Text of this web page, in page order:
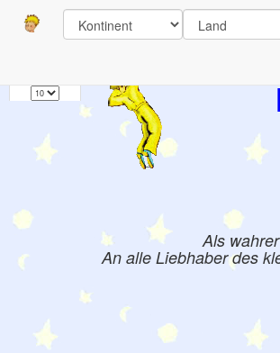
Als
An alle Liebhaber des
Seiten